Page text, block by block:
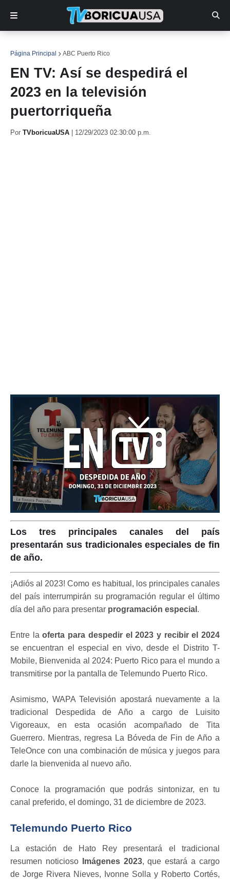
Página Principal ABC Puerto Rico
EN TV: Así se despedirá el
2023 en la televisión
puertorriqueña
Por TVboricuaUSA 12/29/2023 02:30:00 p.m.
Los tres principales canales del país
presentarán sus tradicionales especiales de fin
de año.
¡Adiós al 2023! Como es habitual, los principales canales
del país interrumpirán su programación regular el último
día del año para presentar programación especial .
Entre laoferta para despedir el 2023 y recibir el 2024
se encuentran el especial en vivo, desde el Distrito T-
Mobile, Bienvenida al 2024: Puerto Rico para el mundo a
transmitirse por la pantalla de Telemundo Puerto Rico.
Asimismo, WAPA Televisión apostará nuevamente a la
tradicional Despedida de Año a cargo de Luisito
Vigoreaux, en esta ocasión acompañado de Tita
Guerrero. Mientras, regresa La Bóveda de Fin de Año a
TeleOnce con una combinación de música y juegos para
darle la bienvenida al nuevo año.
Conoce la programación que podrás sintonizar, en tu
canal preferido, el domingo, 31 de diciembre de 2023.
Telemundo Puerto Rico
La estación de Hato Rey presentará el tradicional
resumen noticioso
Imágenes 2023, que estará a cargo
de Jorge Rivera Nieves, Ivonne Solla y Roberto Cortés,